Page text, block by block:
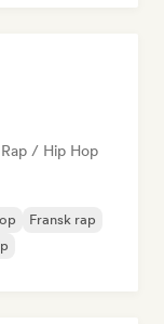
/ Hip Hop
Fransk rap